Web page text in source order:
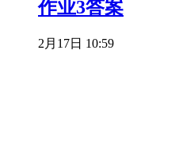
作业3答案
2月17日 10:59